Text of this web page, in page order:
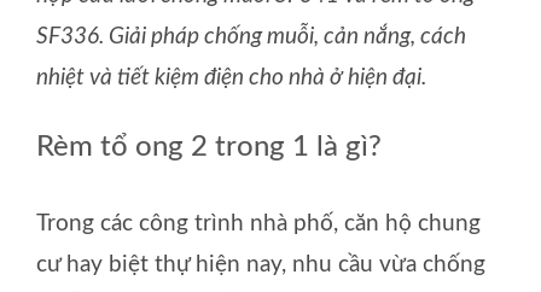
SF336. Giải pháp chống muỗi, cản nắng, cách
nhiệt và tiết kiệm điện cho nhà ở hiện đại.
Rèm tổ ong 2 trong 1 là gì?
Trong các công trình nhà phố, căn hộ chung
cư hay biệt thự hiện nay, nhu cầu vừa chống